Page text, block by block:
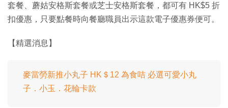
套餐、蘑姑安格斯套餐或芝士安格斯套餐，都可有 HK$5 折
扣優惠，只要點餐時向餐廳職員出示這款電子優惠券便可。
【精選消息】
麥當勞新推小丸子 HK＄12 為食咭 必選可愛小丸
子．小玉．花輪卡款